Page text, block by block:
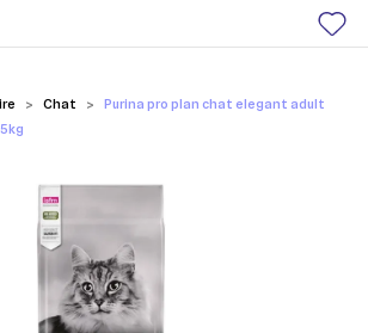
Chat
Purina pro plan chat elegant adult